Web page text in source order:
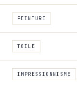
PEINTURE
TOILE
IMPRESSIONNISME